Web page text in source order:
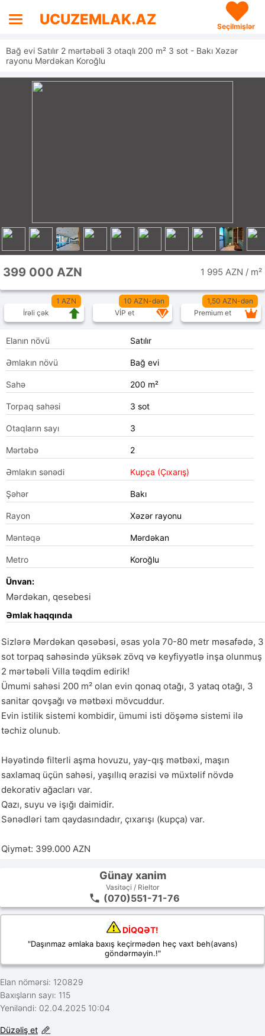
UCUZEMLAK.AZ Seçilmişlər
Bağ evi Satılır 2 mərtəbəli 3 otaqlı 200 m² 3 sot - Bakı Xəzər
rayonu Mərdəkan Koroğlu
399 000 AZN 1 995 AZN / m²
1 AZN
İrəli çək
10 AZN-dən
VİP et
1,50 AZN-dən
Premium et
Elanın növü Satılır
Əmlakın növü Bağ evi
Sahə 200 m²
Torpaq sahəsi 3 sot
Otaqların sayı 3
Mərtəbə 2
Əmlakın sənədi Kupça (Çıxarış)
Şəhər Bakı
Rayon Xəzər rayonu
Məntəqə Mərdəkan
Metro Koroğlu
Ünvan:
Mərdəkan, qesebesi
Əmlak haqqında
Sizlərə Mərdəkan qəsəbəsi, əsas yola 70-80 metr məsafədə, 3
sot torpaq sahəsində yüksək zövq və keyfiyyətlə inşa olunmuş
2 mərtəbəli Villa təqdim edirik!
Ümumi sahəsi 200 m² olan evin qonaq otağı, 3 yataq otağı, 3
sanitar qovşağı və mətbəxi mövcuddur.
Evin istilik sistemi kombidir, ümumi isti döşəmə sistemi ilə
təchiz olunub.
Həyətində filterli aşma hovuzu, yay-qış mətbəxi, maşın
saxlamaq üçün sahəsi, yaşıllıq ərazisi və müxtəlif növdə
dekorativ ağacları var.
Qazı, suyu və işığı daimidir.
Sənədləri tam qaydasındadır, çıxarışı (kupça) var.
Qiymət: 399.000 AZN
Günay xanim
Vasitəçi / Rieltor
(070)551-71-76
DİQQƏT!
"Daşınmaz əmlaka baxış keçirmədən heç vaxt beh(avans)
göndərməyin.!"
Elan nömərsi: 120829
Baxışların sayı: 115
Yeniləndi: 02.04.2025 10:04
Düzəliş et